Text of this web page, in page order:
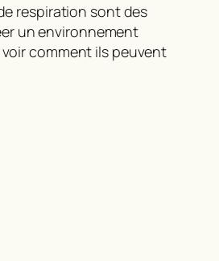
respiration sont des
un environnement
comment ils peuvent